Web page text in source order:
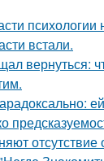
психологии
встали.
вернуться: